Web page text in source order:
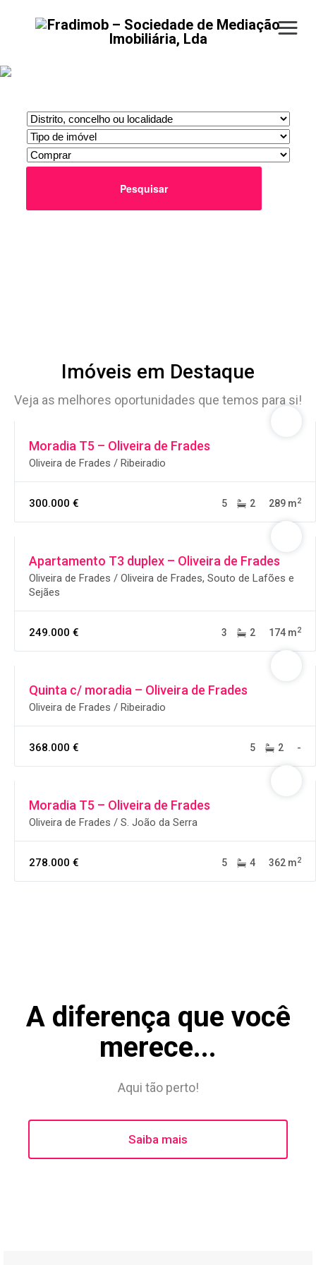
Imóveis em Destaque
Veja as melhores oportunidades que temos para si!
Moradia T5 – Oliveira de Frades
Oliveira de Frades / Ribeiradio
300.000 € 289 m2
2
5
Apartamento T3 duplex – Oliveira de Frades
Oliveira de Frades / Oliveira de Frades, Souto de Lafões e
Sejães
249.000 € 174 m2
2
3
Quinta c/ moradia – Oliveira de Frades
Oliveira de Frades / Ribeiradio
368.000 € -
2
5
Moradia T5 – Oliveira de Frades
Oliveira de Frades / S. João da Serra
278.000 € 362 m2
4
5
A diferença que você
merece...
Aqui tão perto!
Saiba mais